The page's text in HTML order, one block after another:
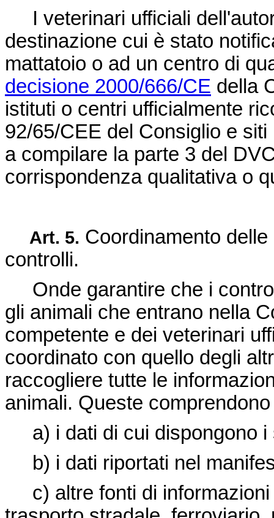
I veterinari ufficiali
destinazione cui è stato
mattatoio o ad un centro di
decisione 2000/666/CE della
istituti o centri ufficialmente
92/65/CEE del Consiglio e
a compilare la parte 3 del
corrispondenza qualitativa o
Art. 5. Coordinamento
controlli.
Onde garantire che i
gli animali che entrano nella
competente e dei veterinari
coordinato con quello degli
raccogliere tutte le
animali. Queste
a) i dati di cui dispongono i
b) i dati riportati nel
c) altre fonti di informazioni